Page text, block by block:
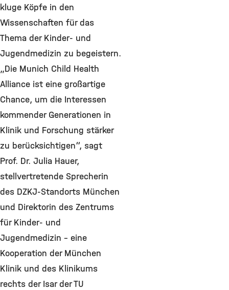
kluge Köpfe in den
Wissenschaften für das
Thema der Kinder- und
Jugendmedizin zu begeistern.
„Die Munich Child Health
Alliance ist eine großartige
Chance, um die Interessen
kommender Generationen in
Klinik und Forschung stärker
zu berücksichtigen“, sagt
Prof. Dr. Julia Hauer,
stellvertretende Sprecherin
des DZKJ-Standorts München
und Direktorin des Zentrums
für Kinder- und
Jugendmedizin – eine
Kooperation der München
Klinik und des Klinikums
rechts der Isar der TU